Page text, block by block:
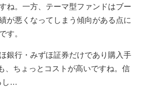
ね。一方、テーマ型ファンドはブー
が悪くなってしまう傾向がある点に
す。
銀行・みずほ証券だけであり購入手
、ちょっとコストが高いですね。信
し…